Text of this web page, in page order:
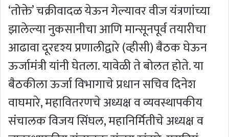
‘तोक्ते’ चक्रीवादळ येऊन गेल्यावर वीज यंत्रणांच्या
झालेल्या नुकसानीचा आणि मान्सूनपूर्व तयारीचा
आढावा दूरदृश्य प्रणालीद्वारे (व्हीसी) बैठक घेऊन
ऊर्जामंत्री यांनी घेतला. यावेळी ते बोलत होते. या
बैठकीला ऊर्जा विभागाचे प्रधान सचिव दिनेश
वाघमारे, महावितरणचे अध्यक्ष व व्यवस्थापकीय
संचालक विजय सिंघल, महानिर्मितीचे अध्यक्ष व